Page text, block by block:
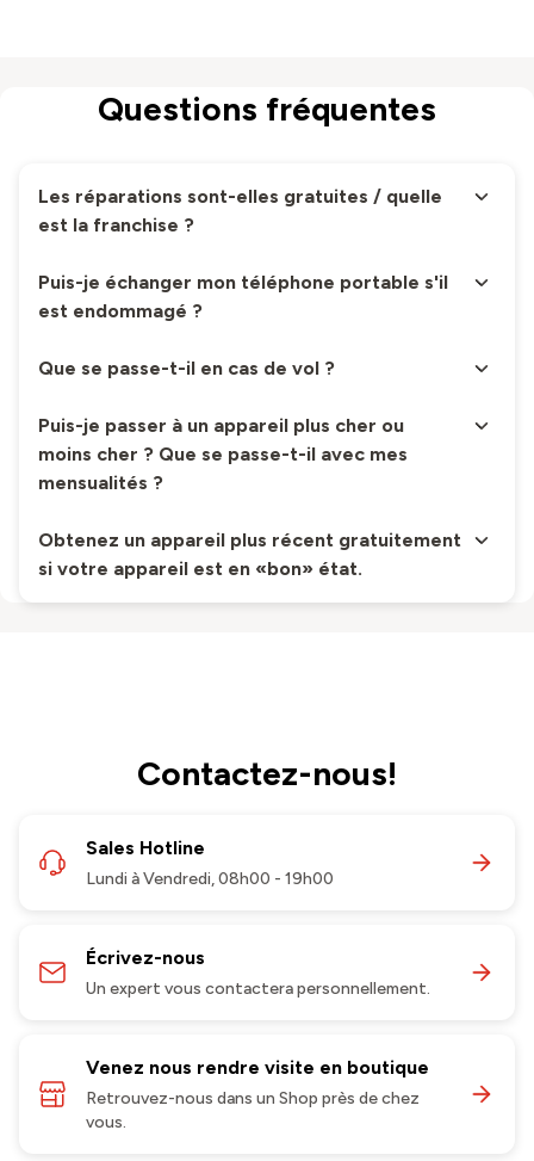
Questions fréquentes
Les réparations sont-elles gratuites / quelle
est la franchise ?
Puis-je échanger mon téléphone portable s'il
est endommagé ?
Que se passe-t-il en cas de vol ?
Puis-je passer à un appareil plus cher ou
moins cher ? Que se passe-t-il avec mes
mensualités ?
Obtenez un appareil plus récent gratuitement
si votre appareil est en «bon» état.
Contactez-nous!
Sales Hotline
Lundi à Vendredi, 08h00 - 19h00
Écrivez-nous
Un expert vous contactera personnellement.
Venez nous rendre visite en boutique
Retrouvez-nous dans un Shop près de chez
vous.